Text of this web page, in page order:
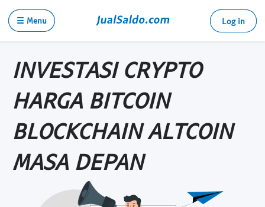
☰ Menu Log in
INVESTASI CRYPTO
HARGA BITCOIN
BLOCKCHAIN ALTCOIN
MASA DEPAN